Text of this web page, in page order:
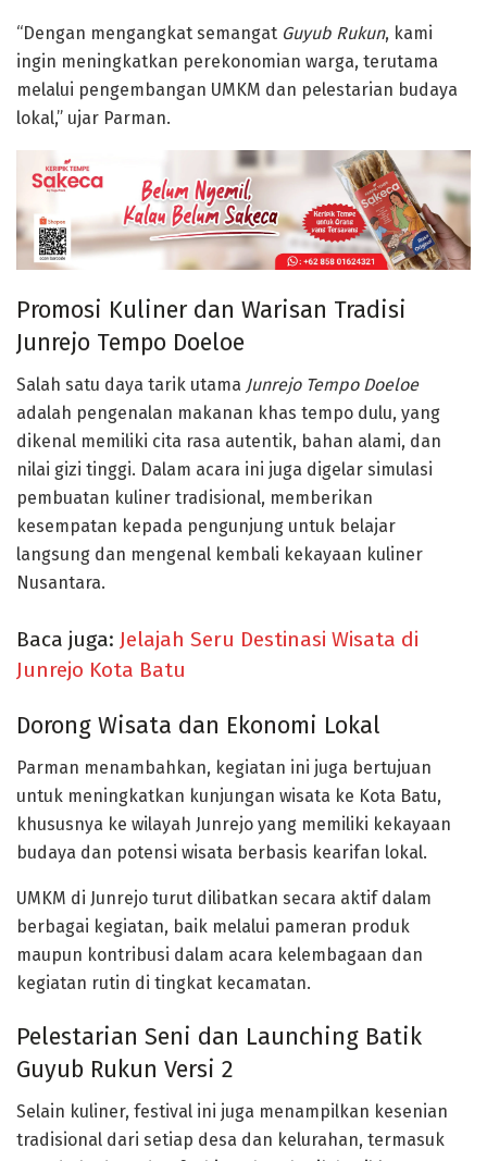
“Dengan mengangkat semangat Guyub Rukun, kami
ingin meningkatkan perekonomian warga, terutama
melalui pengembangan UMKM dan pelestarian budaya
lokal,” ujar Parman.
Promosi Kuliner dan Warisan Tradisi
Junrejo Tempo Doeloe
Salah satu daya tarik utama Junrejo Tempo Doeloe
adalah pengenalan makanan khas tempo dulu, yang
dikenal memiliki cita rasa autentik, bahan alami, dan
nilai gizi tinggi. Dalam acara ini juga digelar simulasi
pembuatan kuliner tradisional, memberikan
kesempatan kepada pengunjung untuk belajar
langsung dan mengenal kembali kekayaan kuliner
Nusantara.
Baca juga: Jelajah Seru Destinasi Wisata di
Junrejo Kota Batu
Dorong Wisata dan Ekonomi Lokal
Parman menambahkan, kegiatan ini juga bertujuan
untuk meningkatkan kunjungan wisata ke Kota Batu,
khususnya ke wilayah Junrejo yang memiliki kekayaan
budaya dan potensi wisata berbasis kearifan lokal.
UMKM di Junrejo turut dilibatkan secara aktif dalam
berbagai kegiatan, baik melalui pameran produk
maupun kontribusi dalam acara kelembagaan dan
kegiatan rutin di tingkat kecamatan.
Pelestarian Seni dan Launching Batik
Guyub Rukun Versi 2
Selain kuliner, festival ini juga menampilkan kesenian
tradisional dari setiap desa dan kelurahan, termasuk